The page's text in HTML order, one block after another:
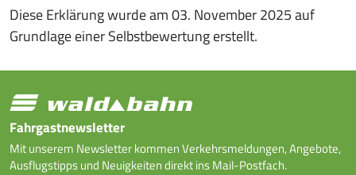
Diese Erklärung wurde am 03. November 2025 auf
Grundlage einer Selbstbewertung erstellt.
Fahrgastnewsletter
Mit unserem Newsletter kommen Verkehrsmeldungen, Angebote,
Ausflugstipps und Neuigkeiten direkt ins Mail-Postfach.